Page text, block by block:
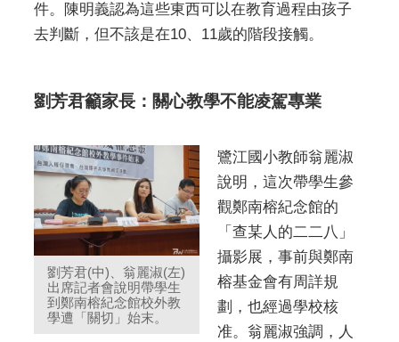
件。陳明義認為這些東西可以在教育過程由孩子
去判斷，但不該是在10、11歲的階段接觸。
劉芳君籲家長：關心教學不能凌駕專業
劉芳君(中)、翁麗淑(左)
出席記者會說明帶學生
到鄭南榕紀念館校外教
學遭「關切」始末。
鷺江國小教師翁麗淑
說明，這次帶學生參
觀鄭南榕紀念館的
「查某人的二二八」
攝影展，事前與鄭南
榕基金會有周詳規
劃，也經過學校核
准。翁麗淑強調，人